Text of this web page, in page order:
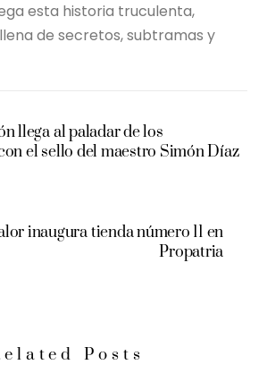
esta historia truculenta,
de secretos, subtramas y
llega al paladar de los
el sello del maestro Simón Díaz
inaugura tienda número 11 en
Propatria
Posts